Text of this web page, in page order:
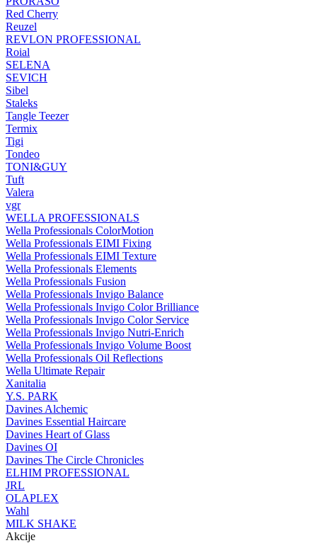
Red Cherry
Reuzel
REVLON PROFESSIONAL
Roial
SELENA
SEVICH
Sibel
Staleks
Tangle Teezer
Termix
Tigi
Tondeo
TONI&GUY
Tuft
Valera
vgr
WELLA PROFESSIONALS
Wella Professionals ColorMotion
Wella Professionals EIMI Fixing
Wella Professionals EIMI Texture
Wella Professionals Elements
Wella Professionals Fusion
Wella Professionals Invigo Balance
Wella Professionals Invigo Color Brilliance
Wella Professionals Invigo Color Service
Wella Professionals Invigo Nutri-Enrich
Wella Professionals Invigo Volume Boost
Wella Professionals Oil Reflections
Wella Ultimate Repair
Xanitalia
Y.S. PARK
Davines Alchemic
Davines Essential Haircare
Davines Heart of Glass
Davines OI
Davines The Circle Chronicles
ELHIM PROFESSIONAL
JRL
OLAPLEX
Wahl
MILK SHAKE
Akcije